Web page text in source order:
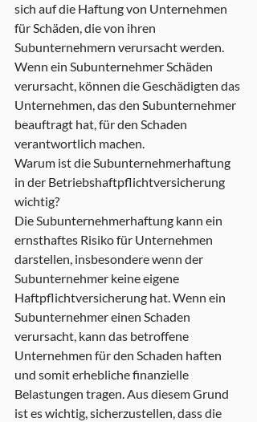
sich auf die Haftung von Unternehmen
für Schäden, die von ihren
Subunternehmern verursacht werden.
Wenn ein Subunternehmer Schäden
verursacht, können die Geschädigten das
Unternehmen, das den Subunternehmer
beauftragt hat, für den Schaden
verantwortlich machen.
Warum ist die Subunternehmerhaftung
in der Betriebshaftpflichtversicherung
wichtig?
Die Subunternehmerhaftung kann ein
ernsthaftes Risiko für Unternehmen
darstellen, insbesondere wenn der
Subunternehmer keine eigene
Haftpflichtversicherung hat. Wenn ein
Subunternehmer einen Schaden
verursacht, kann das betroffene
Unternehmen für den Schaden haften
und somit erhebliche finanzielle
Belastungen tragen. Aus diesem Grund
ist es wichtig, sicherzustellen, dass die